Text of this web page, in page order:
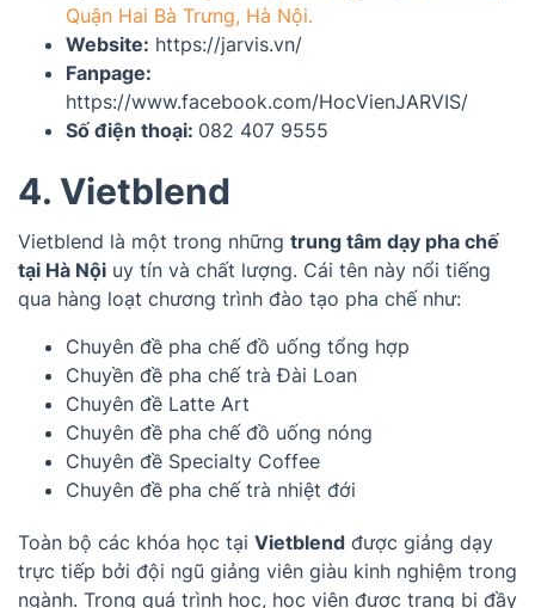
Quận Hai Bà Trưng, Hà Nội.
Website: https://jarvis.vn/
Fanpage:
https://www.facebook.com/HocVienJARVIS/
Số điện thoại: 082 407 9555
4. Vietblend
Vietblend là một trong những trung tâm dạy pha chế
tại Hà Nội uy tín và chất lượng. Cái tên này nổi tiếng
qua hàng loạt chương trình đào tạo pha chế như:
Chuyên đề pha chế đồ uống tổng hợp
Chuyền đề pha chế trà Đài Loan
Chuyên đề Latte Art
Chuyên đề pha chế đồ uống nóng
Chuyên đề Specialty Coffee
Chuyên đề pha chế trà nhiệt đới
Toàn bộ các khóa học tại Vietblend được giảng dạy
trực tiếp bởi đội ngũ giảng viên giàu kinh nghiệm trong
ngành. Trong quá trình học, học viên được trang bị đầy